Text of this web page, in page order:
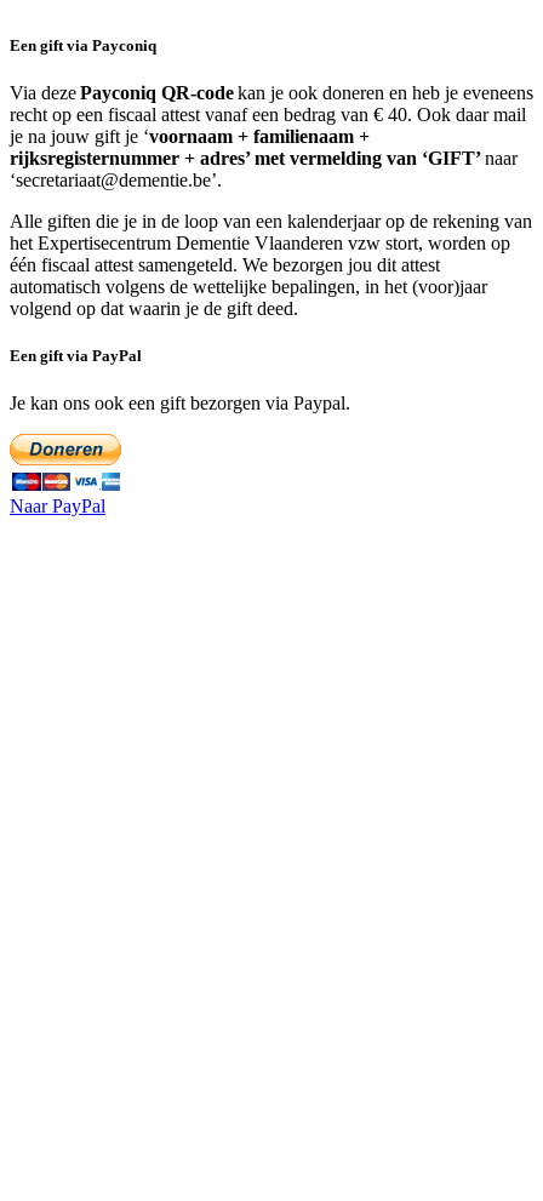
Een gift via Payconiq
Via dezePayconiq QR-codekan je ook doneren en heb je eveneens
recht op een fiscaal attest vanaf een bedrag van € 40. Ook daar mail
je na jouw gift je ‘voornaam + familienaam +
rijksregisternummer + adres’ met vermelding van ‘GIFT’naar
‘secretariaat@dementie.be’.
Alle giften die je in de loop van een kalenderjaar op de rekening van
het Expertisecentrum Dementie Vlaanderen vzw stort, worden op
één fiscaal attest samengeteld. We bezorgen jou dit attest
automatisch volgens de wettelijke bepalingen, in het (voor)jaar
volgend op dat waarin je de gift deed.
Een gift via PayPal
Je kan ons ook een gift bezorgen via Paypal.
Naar PayPal